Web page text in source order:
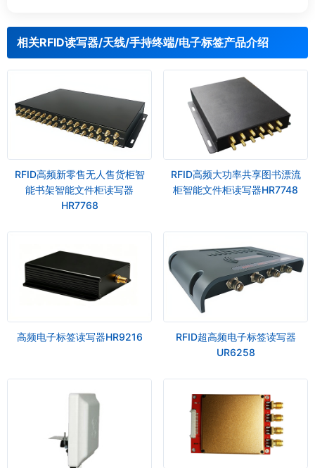
相关RFID读写器/天线/手持终端/电子标签产品介绍
RFID高频新零售无人售货柜智
能书架智能文件柜读写器
HR7768
RFID高频大功率共享图书漂流
柜智能文件柜读写器HR7748
高频电子标签读写器HR9216
RFID超高频电子标签读写器
UR6258